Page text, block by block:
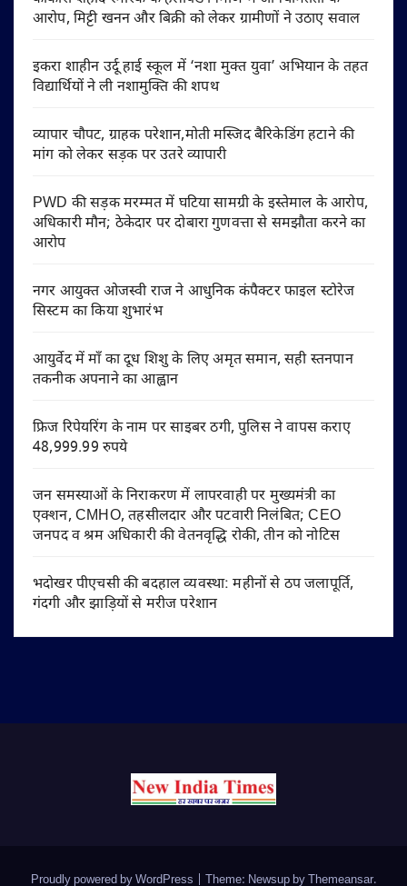
आरोप, मिट्टी खनन और बिक्री को लेकर ग्रामीणों ने उठाए सवाल
इकरा शाहीन उर्दू हाई स्कूल में ‘नशा मुक्त युवा’ अभियान के तहत
विद्यार्थियों ने ली नशामुक्ति की शपथ
व्यापार चौपट, ग्राहक परेशान,मोती मस्जिद बैरिकेडिंग हटाने की
मांग को लेकर सड़क पर उतरे व्यापारी
PWD की सड़क मरम्मत में घटिया सामग्री के इस्तेमाल के आरोप,
अधिकारी मौन; ठेकेदार पर दोबारा गुणवत्ता से समझौता करने का
आरोप
नगर आयुक्त ओजस्वी राज ने आधुनिक कंपैक्टर फाइल स्टोरेज
सिस्टम का किया शुभारंभ
आयुर्वेद में माँ का दूध शिशु के लिए अमृत समान, सही स्तनपान
तकनीक अपनाने का आह्वान
फ्रिज रिपेयरिंग के नाम पर साइबर ठगी, पुलिस ने वापस कराए
48,999.99 रुपये
जन समस्याओं के निराकरण में लापरवाही पर मुख्यमंत्री का
एक्शन, CMHO, तहसीलदार और पटवारी निलंबित; CEO
जनपद व श्रम अधिकारी की वेतनवृद्धि रोकी, तीन को नोटिस
भदोखर पीएचसी की बदहाल व्यवस्था: महीनों से ठप जलापूर्ति,
गंदगी और झाड़ियों से मरीज परेशान
Proudly powered by WordPress Theme: Newsup byThemeansar.